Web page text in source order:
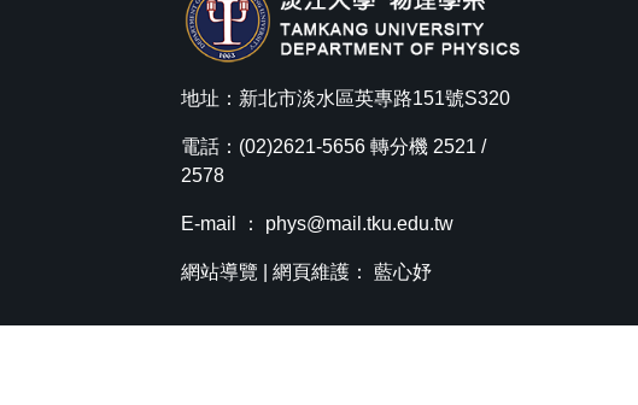
地址：新北市淡水區英專路151號S320
電話：(02)2621-5656 轉分機 2521 /
2578
E-mail ： phys@mail.tku.edu.tw
網站導覽 | 網頁維護： 藍心妤